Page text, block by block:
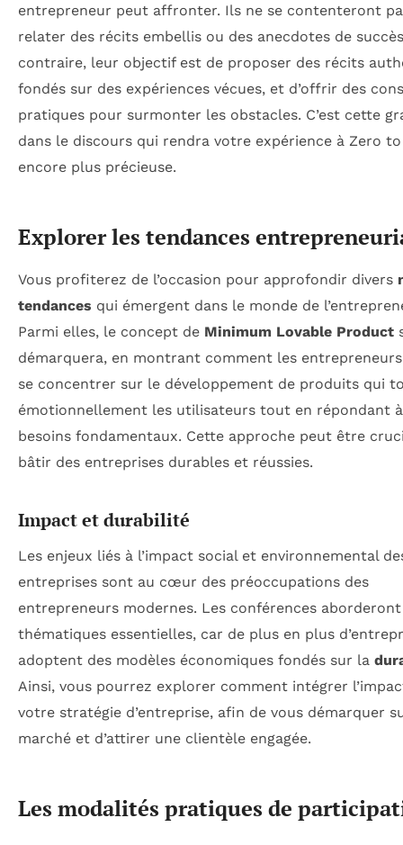
entrepreneur peut affronter. Ils ne se contenteront
relater des récits embellis ou des anecdotes de
contraire, leur objectif est de proposer des récits
fondés sur des expériences vécues, et d’offrir des
pratiques pour surmonter les obstacles. C’est cette
dans le discours qui rendra votre expérience à Zero to
encore plus précieuse.
Explorer les tendances
Vous profiterez de l’occasion pour approfondir divers
tendances qui émergent dans le monde de
Parmi elles, le concept de Minimum Lovable Product
démarquera, en montrant comment les
se concentrer sur le développement de produits qui
émotionnellement les utilisateurs tout en répondant
besoins fondamentaux. Cette approche peut être
bâtir des entreprises durables et réussies.
Impact et durabilité
Les enjeux liés à l’impact social et environnemental
entreprises sont au cœur des préoccupations des
entrepreneurs modernes. Les conférences
thématiques essentielles, car de plus en plus
adoptent des modèles économiques fondés sur la
Ainsi, vous pourrez explorer comment intégrer
votre stratégie d’entreprise, afin de vous démarquer
marché et d’attirer une clientèle engagée.
Les modalités pratiques de